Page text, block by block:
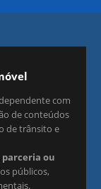
com
de conteúdos
de trânsito e
ou
públicos,